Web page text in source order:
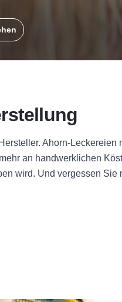
Ahorn-Leckereien
an handwerklichen
wird. Und vergessen Sie